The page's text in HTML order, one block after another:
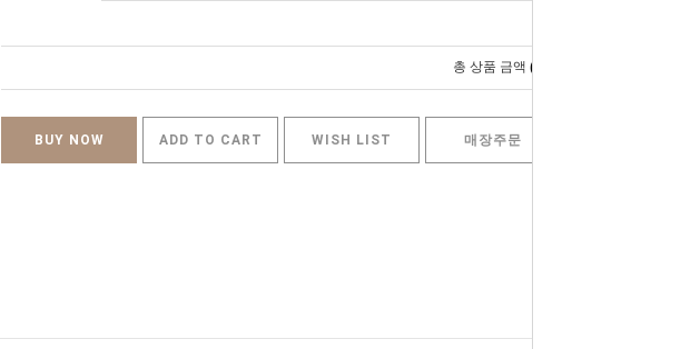
총 상품 금액 0
BUY NOW ADD TO CART WISH LIST 매장주문